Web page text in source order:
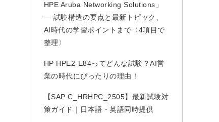
HPE Aruba Networking Solutions」
— 試験構造の要点と最新トピック、
AI時代の学習ポイントまで〈4項目で
整理〉
HP HPE2-E84ってどんな試験？AI営
業の時代にぴったりの理由！
【SAP C_HRHPC_2505】最新試験対
策ガイド｜日本語・英語同時提供